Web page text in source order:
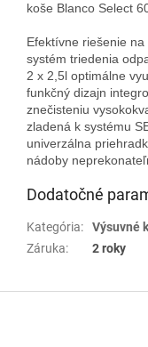
koše Blanco Select
Efektívne riešenie
systém triedenia
2 x 2,5l optimálne
funkčný dizajn
znečisteniu
zladená k systému
univerzálna
nádoby
Dodatočné
Kategória:
Výsuvné
Záruka: 2 roky